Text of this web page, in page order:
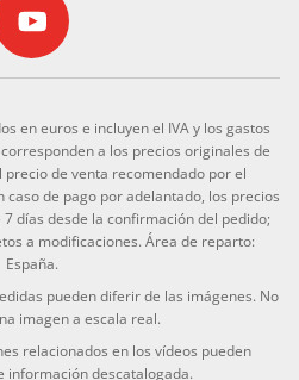
en euros e incluyen el IVA y los gastos
a los precios originales de
de venta recomendado por el
de pago por adelantado, los precios
días desde la confirmación del pedido;
a modificaciones. Área de reparto:
España.
pueden diferir de las imágenes. No
imagen a escala real.
relacionados en los vídeos pueden
información descatalogada.